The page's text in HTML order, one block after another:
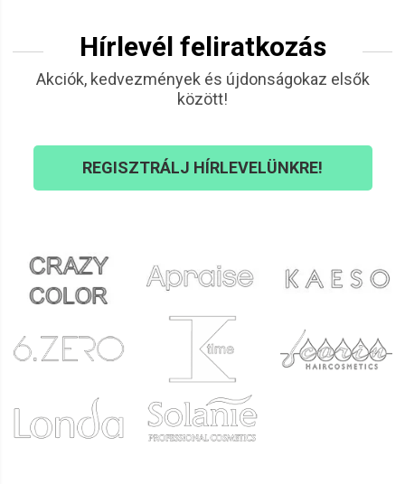
Hírlevél feliratkozás
Akciók, kedvezmények és újdonságokaz elsők
között!
REGISZTRÁLJ HÍRLEVELÜNKRE!